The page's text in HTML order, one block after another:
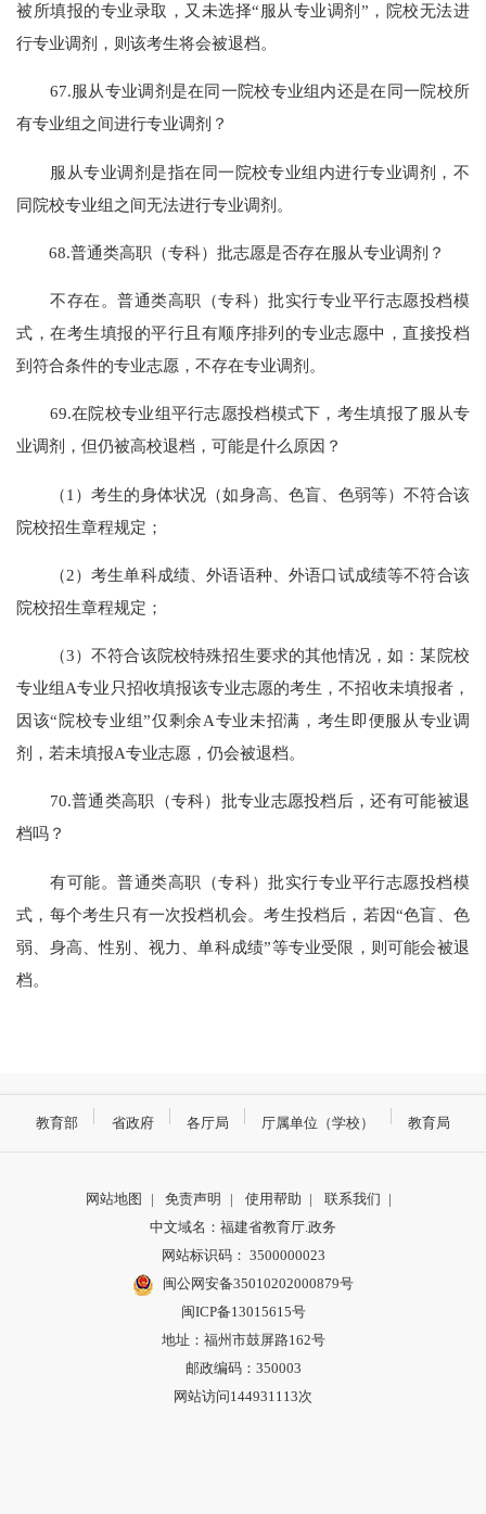
被所填报的专业录取，又未选择“服从专业调剂”，院校无法进
行专业调剂，则该考生将会被退档。
67.服从专业调剂是在同一院校专业组内还是在同一院校所
有专业组之间进行专业调剂？
服从专业调剂是指在同一院校专业组内进行专业调剂，不
同院校专业组之间无法进行专业调剂。
68.普通类高职（专科）批志愿是否存在服从专业调剂？
不存在。普通类高职（专科）批实行专业平行志愿投档模
式，在考生填报的平行且有顺序排列的专业志愿中，直接投档
到符合条件的专业志愿，不存在专业调剂。
69.在院校专业组平行志愿投档模式下，考生填报了服从专
业调剂，但仍被高校退档，可能是什么原因？
（1）考生的身体状况（如身高、色盲、色弱等）不符合该
院校招生章程规定；
（2）考生单科成绩、外语语种、外语口试成绩等不符合该
院校招生章程规定；
（3）不符合该院校特殊招生要求的其他情况，如：某院校
专业组A专业只招收填报该专业志愿的考生，不招收未填报者，
因该“院校专业组”仅剩余A专业未招满，考生即便服从专业调
剂，若未填报A专业志愿，仍会被退档。
70.普通类高职（专科）批专业志愿投档后，还有可能被退
档吗？
有可能。普通类高职（专科）批实行专业平行志愿投档模
式，每个考生只有一次投档机会。考生投档后，若因“色盲、色
弱、身高、性别、视力、单科成绩”等专业受限，则可能会被退
档。
教育部 省政府 各厅局 厅属单位（学校） 教育局
网站地图 | 免责声明 | 使用帮助 | 联系我们 |
中文域名：福建省教育厅.政务
网站标识码： 3500000023
闽公网安备35010202000879号
闽ICP备13015615号
地址：福州市鼓屏路162号
邮政编码：350003
网站访问144931113次